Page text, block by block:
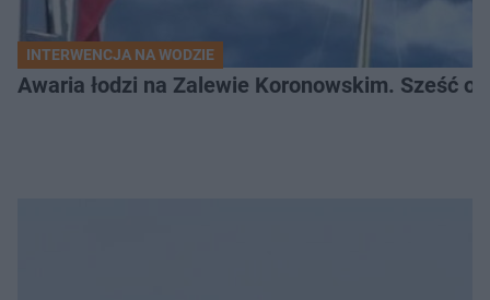
INTERWENCJA NA WODZIE
Awaria łodzi na Zalewie Koronowskim. Sześć